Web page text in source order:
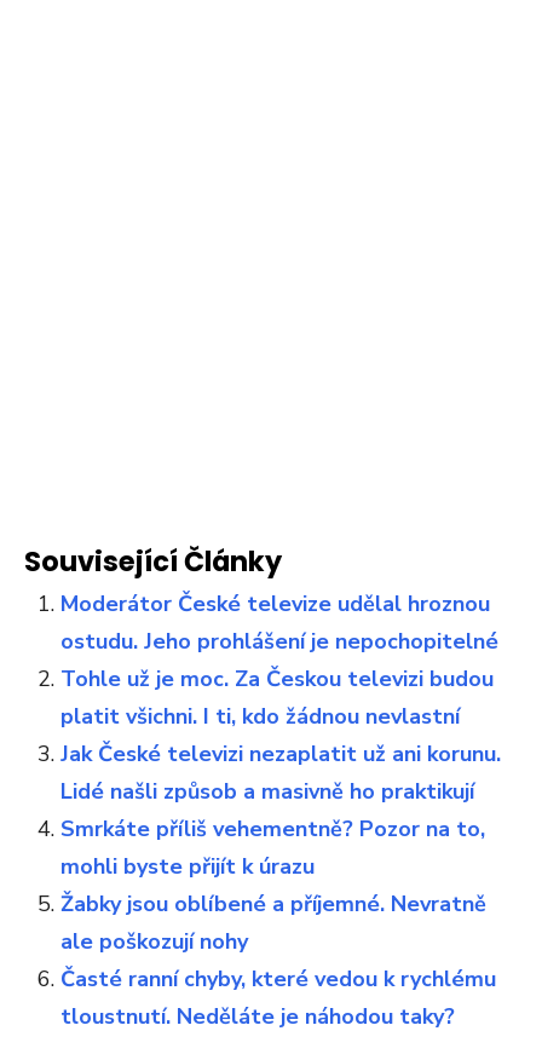
Související Články
Moderátor České televize udělal hroznou
ostudu. Jeho prohlášení je nepochopitelné
Tohle už je moc. Za Českou televizi budou
platit všichni. I ti, kdo žádnou nevlastní
Jak České televizi nezaplatit už ani korunu.
Lidé našli způsob a masivně ho praktikují
Smrkáte příliš vehementně? Pozor na to,
mohli byste přijít k úrazu
Žabky jsou oblíbené a příjemné. Nevratně
ale poškozují nohy
Časté ranní chyby, které vedou k rychlému
tloustnutí. Neděláte je náhodou taky?